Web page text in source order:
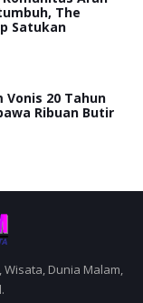
The
Satukan
Vonis 20 Tahun
Ribuan Butir
Dunia Malam,